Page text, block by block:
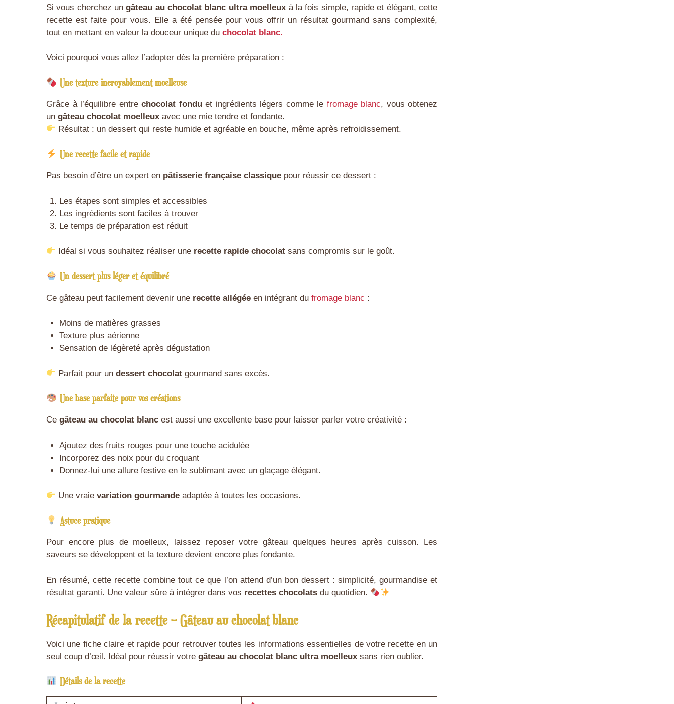
Si vous cherchez ungâteau au chocolat blanc ultra moelleux à la fois simple, rapide et élégant, cette
recette est faite pour vous. Elle a été pensée pour vous offrir un résultat gourmand sans complexité,
tout en mettant en valeur la douceur unique du chocolat blanc.
Voici pourquoi vous allez l’adopter dès la première préparation :
Une texture incroyablement moelleuse
Grâce à l’équilibre entre chocolat fonduet ingrédients légers comme le fromage blanc, vous obtenez
un gâteau chocolat moelleux avec une mie tendre et fondante.
Résultat : un dessert qui reste humide et agréable en bouche, même après refroidissement.
Une recette facile et rapide
Pas besoin d’être un expert en pâtisserie française classique pour réussir ce dessert :
Les étapes sont simples et accessibles
Les ingrédients sont faciles à trouver
Le temps de préparation est réduit
Idéal si vous souhaitez réaliser une recette rapide chocolat sans compromis sur le goût.
Un dessert plus léger et équilibré
Ce gâteau peut facilement devenir une recette allégée en intégrant du fromage blanc :
Moins de matières grasses
Texture plus aérienne
Sensation de légèreté après dégustation
Parfait pour undessert chocolat gourmand sans excès.
Une base parfaite pour vos créations
Ce gâteau au chocolat blanc est aussi une excellente base pour laisser parler votre créativité :
Ajoutez des fruits rouges pour une touche acidulée
Incorporez des noix pour du croquant
Donnez-lui une allure festive en le sublimant avec un glaçage élégant.
Une vraievariation gourmande adaptée à toutes les occasions.
Astuce pratique
Pour encore plus de moelleux, laissez reposer votre gâteau quelques heures après cuisson. Les
saveurs se développent et la texture devient encore plus fondante.
En résumé, cette recette combine tout ce que l’on attend d’un bon dessert : simplicité, gourmandise et
résultat garanti. Une valeur sûre à intégrer dans vos recettes chocolats du quotidien.
Récapitulatif de la recette – Gâteau au chocolat blanc
Voici une fiche claire et rapide pour retrouver toutes les informations essentielles de votre recette en un
seul coup d’œil. Idéal pour réussir votre gâteau au chocolat blanc ultra moelleux sans rien oublier.
Détails de la recette